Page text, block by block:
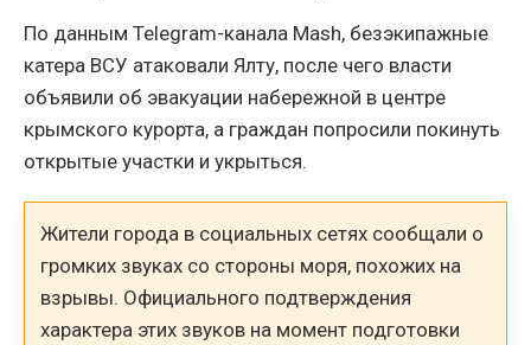
По данным Telegram-канала Mash, безэкипажные
катера ВСУ атаковали Ялту, после чего власти
объявили об эвакуации набережной в центре
крымского курорта, а граждан попросили покинуть
открытые участки и укрыться.
Жители города в социальных сетях сообщали о
громких звуках со стороны моря, похожих на
взрывы. Официального подтверждения
характера этих звуков на момент подготовки